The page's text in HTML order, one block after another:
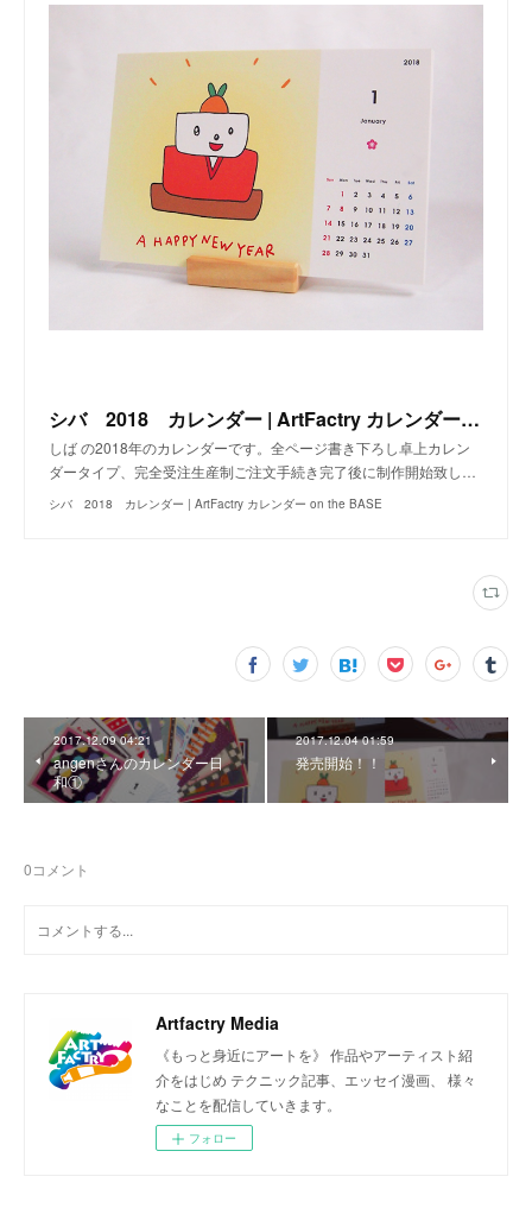
シバ 2018 カレンダー | ArtFactry カレンダー on the BASE
しば の2018年のカレンダーです。全ページ書き下ろし卓上カレン
ダータイプ、完全受注生産制ご注文手続き完了後に制作開始致し…
シバ 2018 カレンダー | ArtFactry カレンダー on the BASE
2017.12.09 04:21
angenさんのカレンダー日
和①
2017.12.04 01:59
発売開始！！
0コメント
Artfactry Media
《もっと身近にアートを》 作品やアーティスト紹
介をはじめ テクニック記事、エッセイ漫画、 様々
なことを配信していきます。
フォロー